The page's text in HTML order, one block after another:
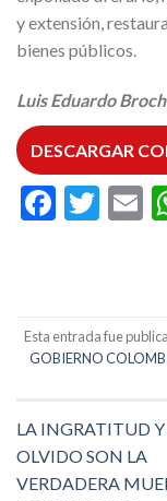
y extensión,
bienes públicos.
Luis Eduardo
DESCARGAR
Esta entrada fue
GOBIERNO
LA INGRATITUD Y
OLVIDO SON LA
VERDADERA